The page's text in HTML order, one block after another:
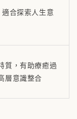
合探索人生意
質，有助療癒過
層意識整合